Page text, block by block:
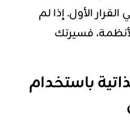
الأول. إذا لم
فسيرتك
باستخدام